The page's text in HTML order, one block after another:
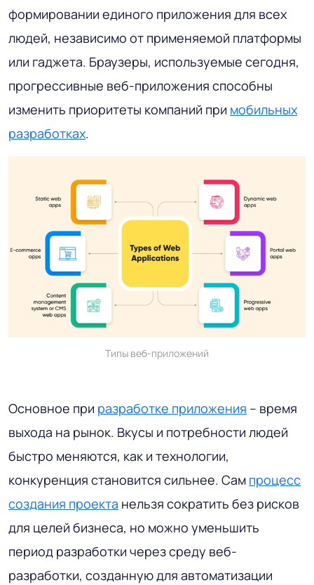
формировании единого приложения для всех
людей, независимо от применяемой платформы
или гаджета. Браузеры, используемые сегодня,
прогрессивные веб-приложения способны
изменить приоритеты компаний при мобильных
разработках.
Типы веб-приложений
Основное при разработке приложения – время
выхода на рынок. Вкусы и потребности людей
быстро меняются, как и технологии,
конкуренция становится сильнее. Сам процесс
создания проекта нельзя сократить без рисков
для целей бизнеса, но можно уменьшить
период разработки через среду веб-
разработки, созданную для автоматизации